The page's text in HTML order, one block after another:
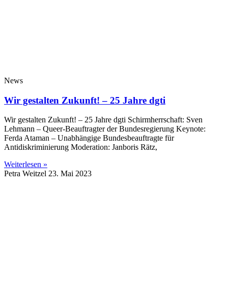
News
Wir gestalten Zukunft! – 25 Jahre dgti
Wir gestalten Zukunft! – 25 Jahre dgti Schirmherrschaft: Sven
Lehmann – Queer-Beauftragter der Bundesregierung Keynote:
Ferda Ataman – Unabhängige Bundesbeauftragte für
Antidiskriminierung Moderation: Janboris Rätz,
Weiterlesen »
Petra Weitzel 23. Mai 2023